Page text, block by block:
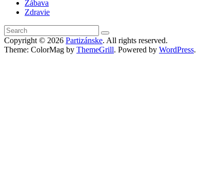
Zábava
Zdravie
Copyright © 2026 Partizánske. All rights reserved.
Theme: ColorMag by ThemeGrill. Powered by WordPress.